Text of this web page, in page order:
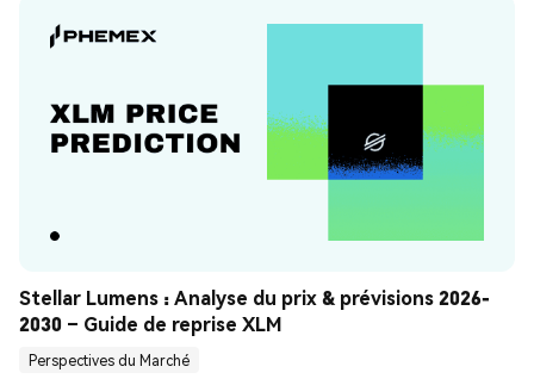
Stellar Lumens : Analyse du prix & prévisions 2026-
2030 – Guide de reprise XLM
Perspectives du Marché